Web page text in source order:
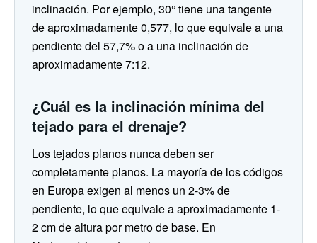
inclinación. Por ejemplo, 30° tiene una tangente
de aproximadamente 0,577, lo que equivale a una
pendiente del 57,7% o a una inclinación de
aproximadamente 7:12.
¿Cuál es la inclinación mínima del
tejado para el drenaje?
Los tejados planos nunca deben ser
completamente planos. La mayoría de los códigos
en Europa exigen al menos un 2-3% de
pendiente, lo que equivale a aproximadamente 1-
2 cm de altura por metro de base. En